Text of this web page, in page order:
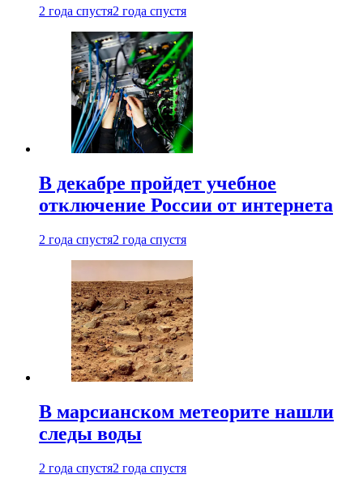
2 года спустя2 года спустя
В декабре пройдет учебное
отключение России от интернета
2 года спустя2 года спустя
В марсианском метеорите нашли
следы воды
2 года спустя2 года спустя